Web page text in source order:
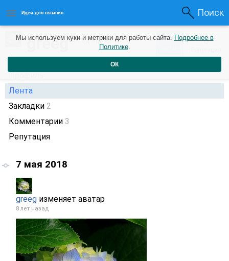
Идеи для вязания Поиск
greeg1 год назад 0 0
Профиль
Лента
Закладки 2
Комментарии 3
Репутация
7 мая 2018
greeg изменяет аватар
8 лет назад
Мы используем куки и метрики для работы сайта. Подробнее в
Политике.
ОК